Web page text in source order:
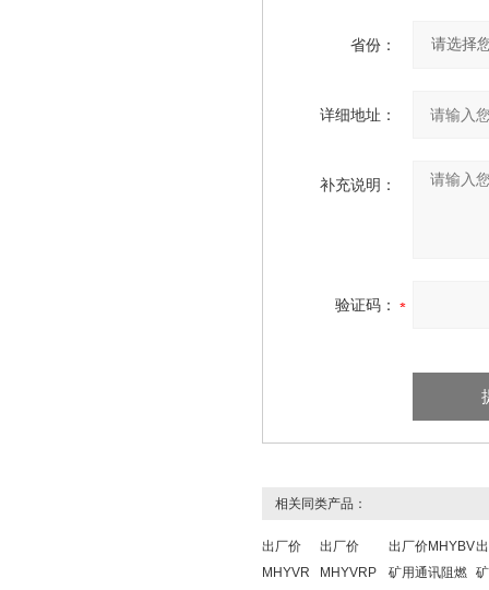
省份：
详细地址：
补充说明：
验证码：
相关同类产品：
出厂价
MHYVR
出厂价
MHYVRP
出厂价MHYBV
矿用通讯阻燃